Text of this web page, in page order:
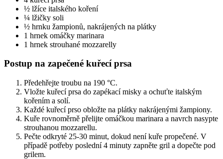
½ lžíce italského koření
¼ lžičky soli
½ hrnku žampionů, nakrájených na plátky
1 hrnek omáčky marinara
1 hrnek strouhané mozzarelly
Postup na zapečené kuřecí prsa
Předehřejte troubu na 190 °C.
Vložte kuřecí prsa do zapékací misky a ochuťte italským
kořením a solí.
Každé kuřecí prso obložte na plátky nakrájenými žampiony.
Kuře rovnoměrně přelijte omáčkou marinara a navrch nasypte
strouhanou mozzarellu.
Pečte odkryté 25-30 minut, dokud není kuře propečené. V
případě potřeby poslední 4 minuty zapněte gril a dopečte pod
grilem.